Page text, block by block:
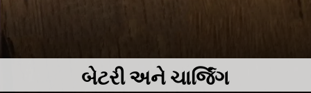
બેટરી અને ચાર્જિંગ